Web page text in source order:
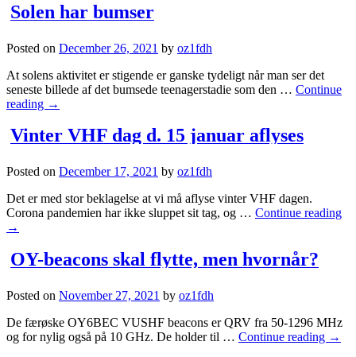
Solen har bumser
Posted on December 26, 2021 by oz1fdh
At solens aktivitet er stigende er ganske tydeligt når man ser det
seneste billede af det bumsede teenagerstadie som den … Continue
reading →
Vinter VHF dag d. 15 januar aflyses
Posted on December 17, 2021 by oz1fdh
Det er med stor beklagelse at vi må aflyse vinter VHF dagen.
Corona pandemien har ikke sluppet sit tag, og … Continue reading
→
OY-beacons skal flytte, men hvornår?
Posted on November 27, 2021 by oz1fdh
De færøske OY6BEC VUSHF beacons er QRV fra 50-1296 MHz
og for nylig også på 10 GHz. De holder til … Continue reading →